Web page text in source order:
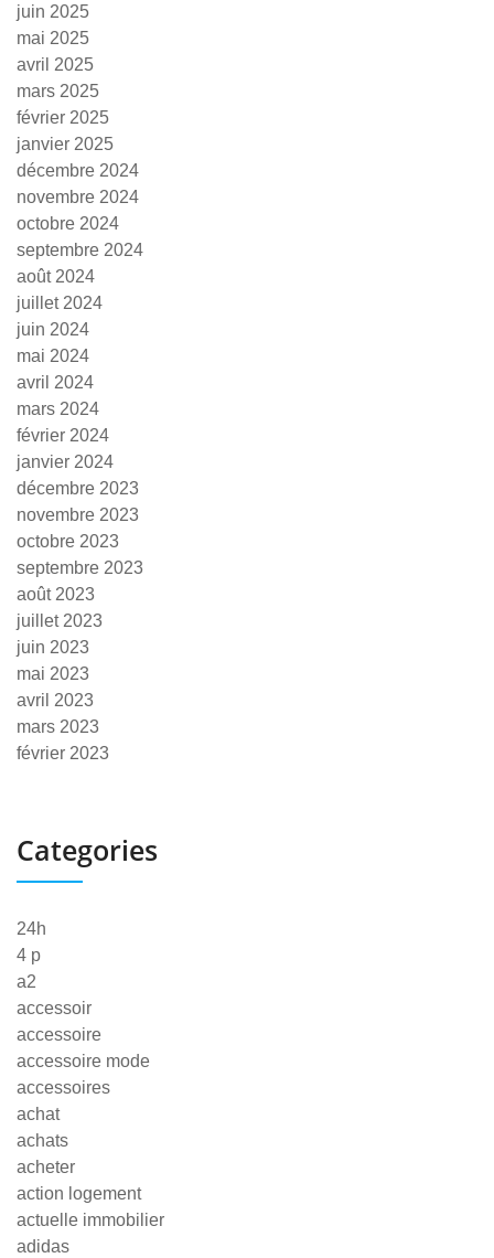
juin 2025
mai 2025
avril 2025
mars 2025
février 2025
janvier 2025
décembre 2024
novembre 2024
octobre 2024
septembre 2024
août 2024
juillet 2024
juin 2024
mai 2024
avril 2024
mars 2024
février 2024
janvier 2024
décembre 2023
novembre 2023
octobre 2023
septembre 2023
août 2023
juillet 2023
juin 2023
mai 2023
avril 2023
mars 2023
février 2023
Categories
24h
4 p
a2
accessoir
accessoire
accessoire mode
accessoires
achat
achats
acheter
action logement
actuelle immobilier
adidas